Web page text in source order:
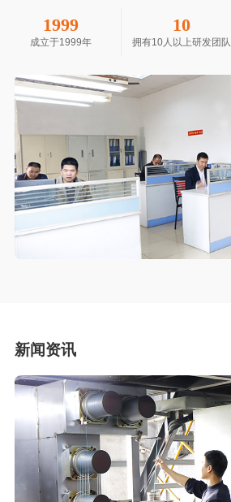
1999
成立于1999年
10
拥有10人以上研发团队
新闻资讯